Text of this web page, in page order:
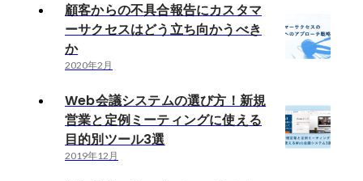
顧客からの不具合報告にカスタマ
ーサクセスはどう立ち向かうべき
か
2020年2月
Web会議システムの選び方！新規
営業と定例ミーティングに使える
目的別ツール3選
2019年12月